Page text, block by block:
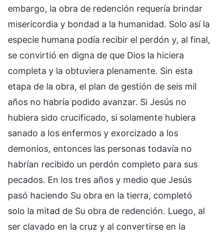
embargo, la obra de redención requería brindar
misericordia y bondad a la humanidad. Solo así la
especie humana podía recibir el perdón y, al final,
se convirtió en digna de que Dios la hiciera
completa y la obtuviera plenamente. Sin esta
etapa de la obra, el plan de gestión de seis mil
años no habría podido avanzar. Si Jesús no
hubiera sido crucificado, si solamente hubiera
sanado a los enfermos y exorcizado a los
demonios, entonces las personas todavía no
habrían recibido un perdón completo para sus
pecados. En los tres años y medio que Jesús
pasó haciendo Su obra en la tierra, completó
solo la mitad de Su obra de redención. Luego, al
ser clavado en la cruz y al convertirse en la